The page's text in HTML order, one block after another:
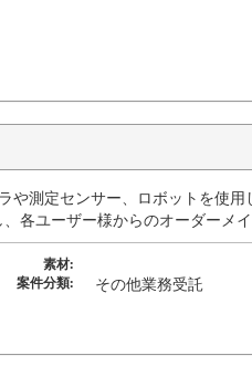
や測定センサー、ロボットを使
各ユーザー様からのオーダーメイ
素材:
案件分類:
その他業務受託